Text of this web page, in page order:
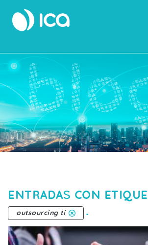
ENTRADAS CON
outsourcing ti .